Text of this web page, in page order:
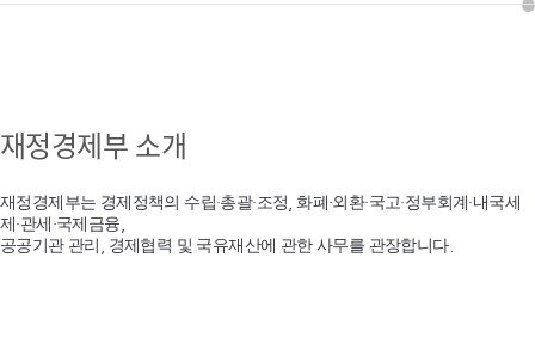
재정경제부 소개
재정경제부는 경제정책의 수립·총괄·조정, 화폐·외환·국고·정부회계·내국세
제·관세·국제금융,
공공기관 관리, 경제협력 및 국유재산에 관한 사무를 관장합니다.